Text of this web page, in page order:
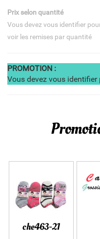
Prix selon quantité
Vous devez vous identifier
voir les remises par quantité
PROMOTION :
Vous devez vous
che463-21